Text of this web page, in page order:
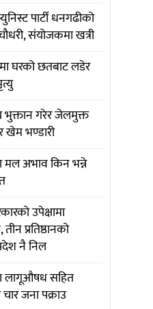
पार्टी धनगढीको
संयोजकमा खत्री
घरको छतबाट लडेर
गरेर जेलमुक्त
खेम भण्डारी
मल अभाव किन भन्ने
उपेक्षामा
प्रतिष्ठानको
नै निल
लागूऔषध सहित
जना पक्राउ